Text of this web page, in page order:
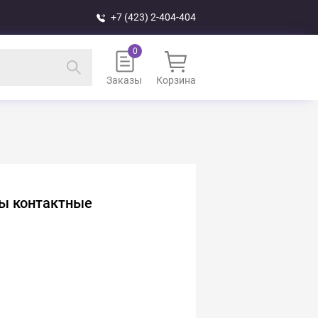
+7 (423) 2-404-404
Заказы Корзина
контактные